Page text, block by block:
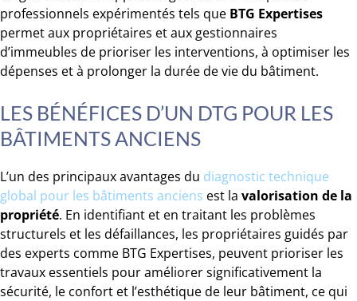
professionnels expérimentés tels que BTG Expertises
permet aux propriétaires et aux gestionnaires
d’immeubles de prioriser les interventions, à optimiser les
dépenses et à prolonger la durée de vie du bâtiment.
LES BÉNÉFICES D’UN DTG POUR LES
BÂTIMENTS ANCIENS
L’un des principaux avantages du diagnostic technique
global pour les bâtiments anciens est la valorisation de la
propriété. En identifiant et en traitant les problèmes
structurels et les défaillances, les propriétaires guidés par
des experts comme BTG Expertises, peuvent prioriser les
travaux essentiels pour améliorer significativement la
sécurité, le confort et l’esthétique de leur bâtiment, ce qui